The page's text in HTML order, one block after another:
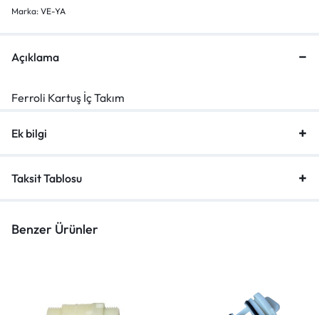
Marka: VE-YA
Açıklama
Ferroli Kartuş İç Takım
Ek bilgi
Taksit Tablosu
Benzer Ürünler